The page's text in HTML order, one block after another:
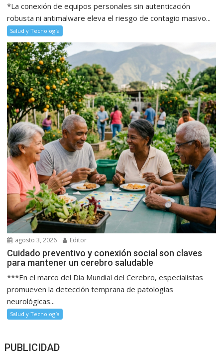
*La conexión de equipos personales sin autenticación
robusta ni antimalware eleva el riesgo de contagio masivo...
Salud y Tecnología
agosto 3, 2026 Editor
Cuidado preventivo y conexión social son claves
para mantener un cerebro saludable
***En el marco del Día Mundial del Cerebro, especialistas
promueven la detección temprana de patologías
neurológicas...
Salud y Tecnología
PUBLICIDAD